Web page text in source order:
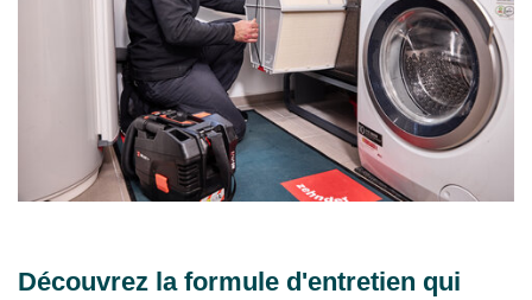
Découvrez la formule d'entretien qui